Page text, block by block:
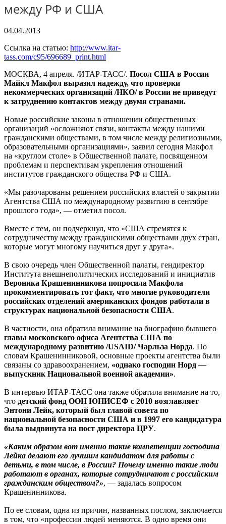
между РФ и США
04.04.2013
Ссылка на статью: http://www.itar-
tass.com/c95/696689_print.html
МОСКВА, 4 апреля. /ИТАР-ТАСС/. Посол США в России
Майкл Макфол выразил надежду, что проверки
некоммерческих организаций /НКО/ в России не приведут
к затруднению контактов между двумя странами.
Новые российские законы в отношении общественных
организаций «осложняют связи, контакты между нашими
гражданскими обществами, в том числе между религиозными,
образовательными организациями», заявил сегодня Макфол
на «круглом столе» в Общественной палате, посвященном
проблемам и перспективам укрепления отношений
институтов гражданского общества РФ и США.
«Мы разочарованы решением российских властей о закрытии
Агентства США по международному развитию в сентябре
прошлого года», — отметил посол.
Вместе с тем, он подчеркнул, что «США стремятся к
сотрудничеству между гражданскими обществами двух стран,
которые могут многому научиться друг у друга».
В свою очередь член Общественной палаты, гендиректор
Института внешнеполитических исследований и инициатив
Вероника Крашенинникова попросила Макфола
прокомментировать тот факт, что многие руководители
российских отделений американских фондов работали в
структурах национальной безопасности США.
В частности, она обратила внимание на биографию бывшего
главы московского офиса Агентства США по
международному развитию /USAID/ Чарльза Норда. По
словам Крашенинниковой, основные проекты агентства были
связаны со здравоохранением, «однако господин Норд —
выпускник Национальной военной академии».
В интервью ИТАР-ТАСС она также обратила внимание на то,
что детский фонд ООН ЮНИСЕФ с 2010 возглавляет
Энтони Лейк, который был главой совета по
национальной безопасности США и в 1997 его кандидатура
была выдвинута на пост директора ЦРУ.
«Каким образом вот именно такие компетенции господина
Лейка делают его лучшим кандидатом для работы с
детьми, в том числе, в России? Почему именно такие люди
работают в органах, которые сотрудничают с российским
гражданским обществом?», — задалась вопросом
Крашенинникова.
По ее словам, одна из причин, названных послом, заключается
в том, что «профессии людей меняются. В одно время они